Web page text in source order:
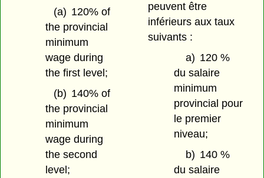
(a) 120% of
the provincial
minimum
wage during
the first level;
(b) 140% of
the provincial
minimum
wage during
the second
level;
peuvent être
inférieurs aux taux
suivants :
a) 120 %
du salaire
minimum
provincial pour
le premier
niveau;
b) 140 %
du salaire